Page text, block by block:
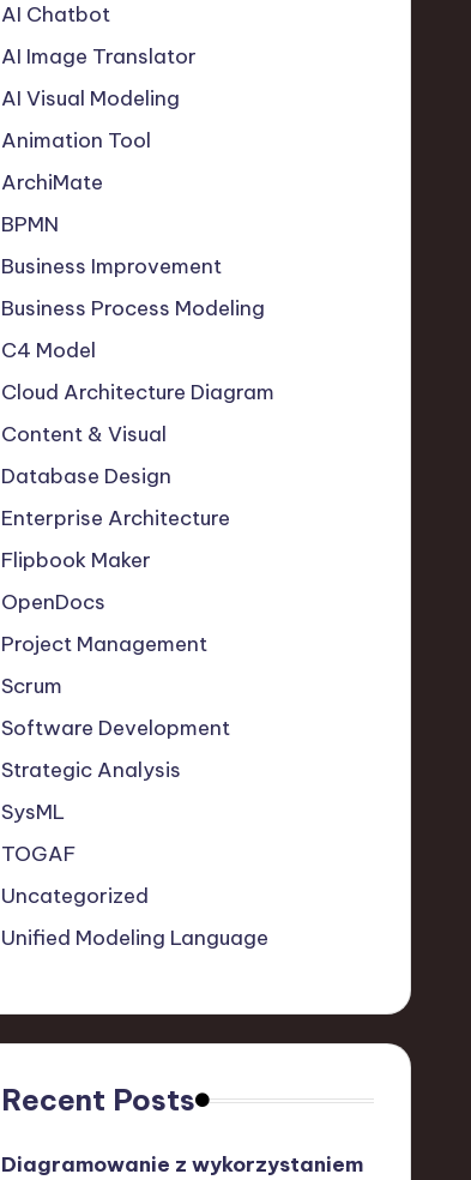
AI Chatbot
AI Image Translator
AI Visual Modeling
Animation Tool
ArchiMate
BPMN
Business Improvement
Business Process Modeling
C4 Model
Cloud Architecture Diagram
Content & Visual
Database Design
Enterprise Architecture
Flipbook Maker
OpenDocs
Project Management
Scrum
Software Development
Strategic Analysis
SysML
TOGAF
Uncategorized
Unified Modeling Language
Recent Posts
Diagramowanie z wykorzystaniem